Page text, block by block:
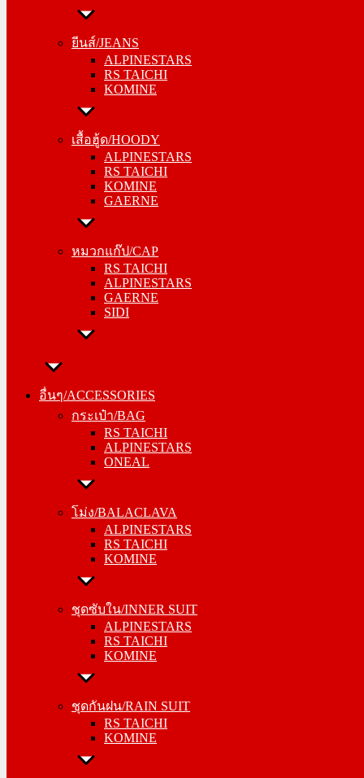
ยีนส์/JEANS
ALPINESTARS
RS TAICHI
KOMINE
เสื้อฮู้ด/HOODY
ALPINESTARS
RS TAICHI
KOMINE
GAERNE
หมวกแก๊ป/CAP
RS TAICHI
ALPINESTARS
GAERNE
SIDI
อื่นๆ/ACCESSORIES
กระเป๋า/BAG
RS TAICHI
ALPINESTARS
ONEAL
โม่ง/BALACLAVA
ALPINESTARS
RS TAICHI
KOMINE
ชุดซับใน/INNER SUIT
ALPINESTARS
RS TAICHI
KOMINE
ชุดกันฝน/RAIN SUIT
RS TAICHI
KOMINE
ยีนส์/JEANS
RS TAICHI
KOMINE
เสื้อฮู้ด/HOODY
RS TAICHI
KOMINE
GAERNE
หมวกแก๊ป/CAP
ALPINESTARS
GAERNE
SIDI
อื่นๆ/ACCESSORIES
RS TAICHI
ALPINESTARS
ONEAL
โม่ง/BALACLAVA
RS TAICHI
KOMINE
ชุดซับใน/INNER SUIT
RS TAICHI
KOMINE
ชุดกันฝน/RAIN SUIT
KOMINE
แว่น/GOGGLE&SUNGLASS